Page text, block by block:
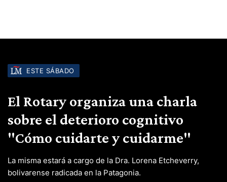
ESTE SÁBADO
El Rotary organiza una charla
sobre el deterioro cognitivo
"Cómo cuidarte y cuidarme"
La misma estará a cargo de la Dra. Lorena Etcheverry,
bolivarense radicada en la Patagonia.